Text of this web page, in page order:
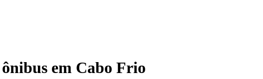
em Cabo Frio